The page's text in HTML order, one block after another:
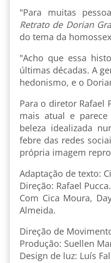
"Para muitas
Retrato de Dorian
do tema da
"Acho que essa
últimas décadas. A
hedonismo, e o
Para o diretor Rafael
mais atual e
beleza idealizada
febre das redes
própria imagem
Adaptação de texto:
Direção: Rafael Pucca.
Com Cica Moura,
Almeida.
Direção de
Produção: Suellen
Design de luz: Luís